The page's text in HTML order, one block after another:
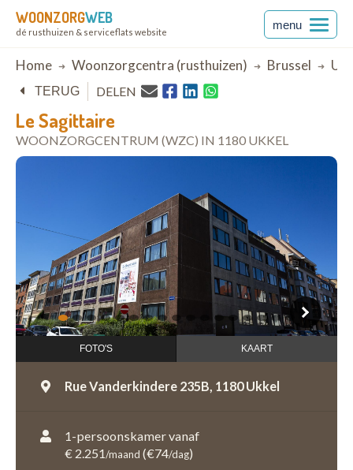
WOONZORGWEB
dé rusthuizen & serviceflats website
menu
Breadcrumb
Home Woonzorgcentra (rusthuizen) Brussel
Le Sagittaire
WOONZORGCENTRUM (WZC) IN 1180 UKKEL
TERUG DELEN
1 2 3 4 5 6 7 8 9 11121314151617
open in Google Maps
FOTO'S KAART
Rue Vanderkindere 235B, 1180 Ukkel
1-persoonskamer vanaf
€ 2.251/maand (€74/dag)